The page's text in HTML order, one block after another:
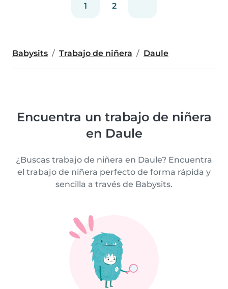
1 2
Babysits Trabajo de niñera Daule
Encuentra un trabajo de niñera
en Daule
¿Buscas trabajo de niñera en Daule? Encuentra
el trabajo de niñera perfecto de forma rápida y
sencilla a través de Babysits.